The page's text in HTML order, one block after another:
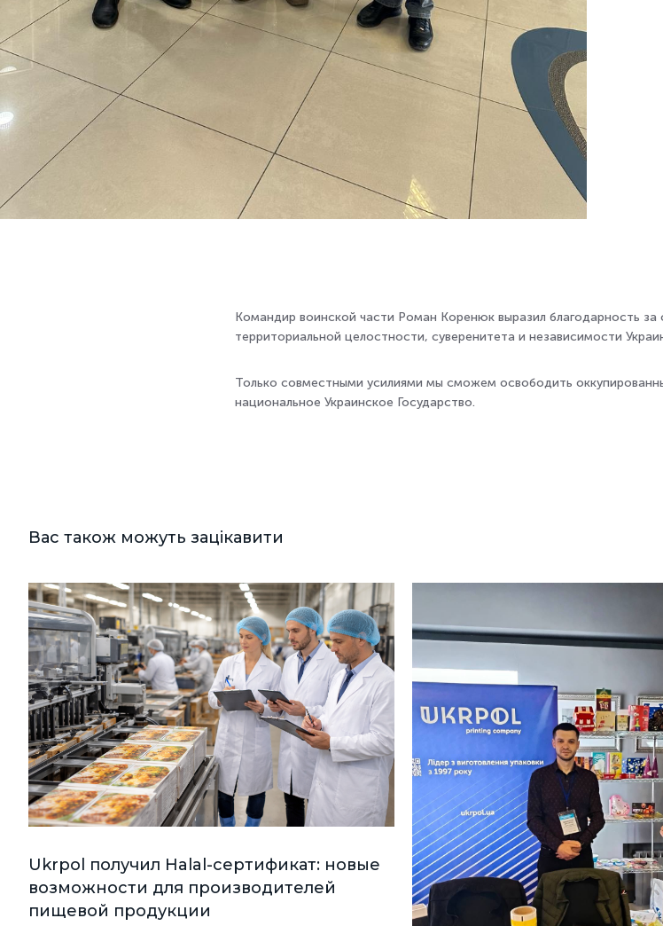
Командир воинской части Роман Коренюк выразил благодарность
территориальной целостности, суверенитета и независимости
Только совместными усилиями мы сможем освободить
национальное Украинское Государство.
Вас також можуть зацікавити
Ukrpol получил Halal-сертификат: новые
возможности для производителей
пищевой продукции